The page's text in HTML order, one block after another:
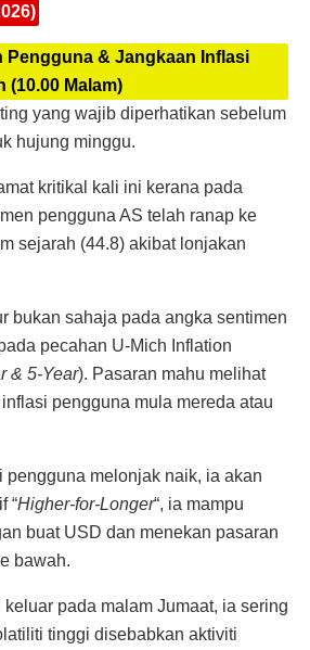
Pengguna & Jangkaan Inflasi
(10.00 Malam)
yang wajib diperhatikan sebelum
hujung minggu.
kritikal kali ini kerana pada
pengguna AS telah ranap ke
sejarah (44.8) akibat lonjakan
bukan sahaja pada angka sentimen
pecahan U-Mich Inflation
& 5-Year). Pasaran mahu melihat
pengguna mula mereda atau
pengguna melonjak naik, ia akan
“Higher-for-Longer“, ia mampu
buat USD dan menekan pasaran
bawah.
pada malam Jumaat, ia sering
tinggi disebabkan aktiviti